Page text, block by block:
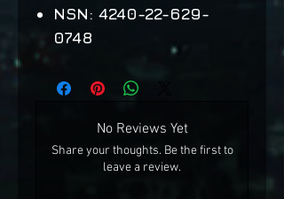
NSN: 4240-22-629-
0748
No Reviews Yet
Share your thoughts. Be the first to
leave a review.